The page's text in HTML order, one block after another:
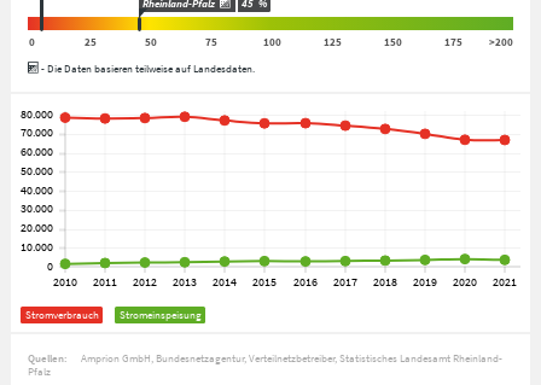
Rheinland-Pfalz 45 %
0 25 50 75 100 125 150 175
>200
- Die Daten basieren teilweise auf Landesdaten.
Stromverbrauch Stromeinspeisung
Quellen: Amprion GmbH Bundesnetzagentur Verteilnetzbetreiber Statistisches Landesamt Rheinland-
Pfalz